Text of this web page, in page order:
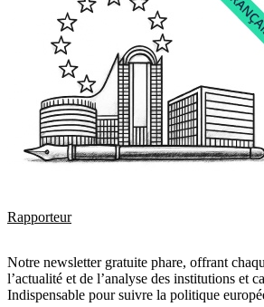
Rapporteur
Notre newsletter gratuite phare, offrant
l’actualité et de l’analyse des institutions et
Indispensable pour suivre la politique